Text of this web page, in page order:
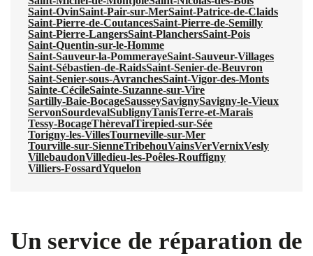
Saint-OvinSaint-Pair-sur-MerSaint-Patrice-de-Claids
Saint-Pierre-de-CoutancesSaint-Pierre-de-Semilly
Saint-Pierre-LangersSaint-PlanchersSaint-Pois
Saint-Quentin-sur-le-Homme
Saint-Sauveur-la-PommerayeSaint-Sauveur-Villages
Saint-Sébastien-de-RaidsSaint-Senier-de-Beuvron
Saint-Senier-sous-AvranchesSaint-Vigor-des-Monts
Sainte-CécileSainte-Suzanne-sur-Vire
Sartilly-Baie-BocageSausseySavignySavigny-le-Vieux
ServonSourdevalSublignyTanisTerre-et-Marais
Tessy-BocageThèrevalTirepied-sur-Sée
Torigny-les-VillesTourneville-sur-Mer
Tourville-sur-SienneTribehouVainsVerVernixVesly
VillebaudonVilledieu-les-Poêles-Rouffigny
Villiers-FossardYquelon
Un service de réparation de